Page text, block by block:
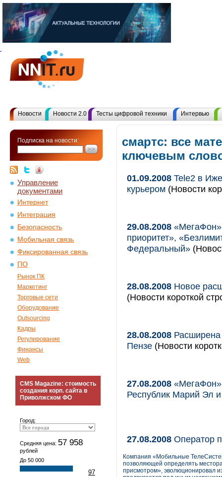
Новости Новости 2.0 Тесты цифровой техники Интервью
Подписка на новости:
Управление
документами
Интернет
Интеграция
Безопасность
Мобильная связь
Фиксированная связь
ПО
Рынок ПК
Маркетинг
Торговые сети
Оборудование
Outsourcing
Кадры
Регулирование
Финансы
Web
CMS Magazine: стоимость
создания корп. сайта в
Приволжском ФО
Город:
Средняя цена: 57 958
рублей
До 50 000
97
смартс: все
ключевым
01.09.2008 Tele2 в
курьером (Новости
29.08.2008
приоритет»,
Федеральный»
28.08.2008 Новое
(Новости короткой
28.08.2008 Расширена
Пензе (Новости
27.08.2008
Республик Марий Эл
27.08.2008 Оператор
Компания «Мобильные
позволяющей определять
присмотром», эволюционировал